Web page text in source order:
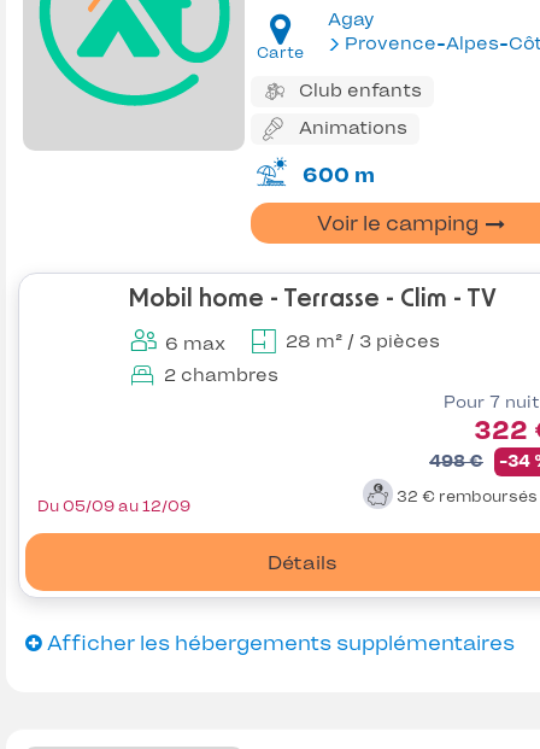
Carte
Agay
Provence-Alpes-Côte
Club enfants
Animations
600 m
Voir le camping
Mobil home - Terrasse - Clim - TV
6 max
28 m² / 3 pièces
2 chambres
Pour 7
322
498 € -34
32 € remboursés
Détails
Du 05/09 au 12/09
Afficher les hébergements supplémentaires